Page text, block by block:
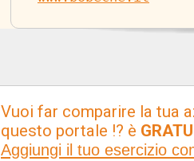
Vuoi far comparire la tua
questo portale !? è
Aggiungi il tuo esercizio